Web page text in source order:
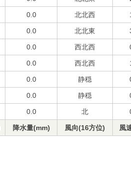
0.0 北北西
0.0 北北東
0.0 西北西
0.0 西北西
0.0 静穏
0.0 静穏
0.0 北
降水量(mm) 風向(16方位) 風